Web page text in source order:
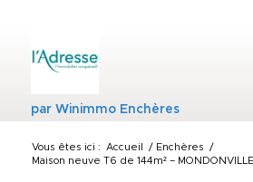
parWinimmo Enchères
Vous êtes ici : Accueil / Enchères
/
Maison neuve T6 de 144m² – MONDONVILLE